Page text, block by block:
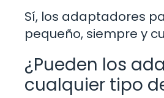
Sí, los adaptadores
pequeño, siempre y
¿Pueden los
cualquier tipo